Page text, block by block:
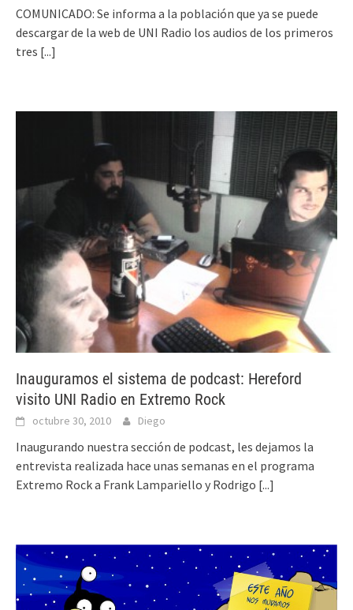
COMUNICADO: Se informa a la población que ya se puede
descargar de la web de UNI Radio los audios de los primeros
tres [...]
Inauguramos el sistema de podcast: Hereford
visito UNI Radio en Extremo Rock
octubre 30, 2010 Diego
Inaugurando nuestra sección de podcast, les dejamos la
entrevista realizada hace unas semanas en el programa
Extremo Rock a Frank Lampariello y Rodrigo [...]